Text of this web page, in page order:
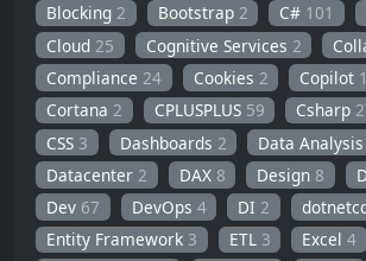
Blocking2 Bootstrap 2 C# 101
Cloud 25 Cognitive Services 2
Compliance24 Cookies 2 Copilot
Cortana2 CPLUSPLUS 59 Csharp
CSS 3 Dashboards 2 Data Analysis
Datacenter2 DAX 8 Design 8
Dev 67 DevOps 4 DI2
Entity Framework 3 ETL 3 Excel4